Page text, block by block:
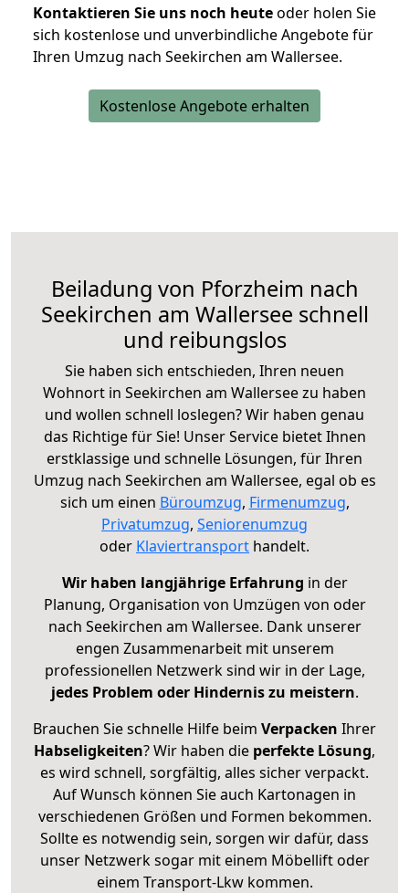
Kontaktieren Sie uns noch heuteoder holen Sie
sich kostenlose und unverbindliche Angebote für
Ihren Umzug nach Seekirchen am Wallersee.
Kostenlose Angebote erhalten
Beiladung von Pforzheim nach
Seekirchen am Wallersee schnell
und reibungslos
Sie haben sich entschieden, Ihren neuen
Wohnort in Seekirchen am Wallersee zu haben
und wollen schnell loslegen? Wir haben genau
das Richtige für Sie! Unser Service bietet Ihnen
erstklassige und schnelle Lösungen, für Ihren
Umzug nach Seekirchen am Wallersee, egal ob es
sich um einen Büroumzug, Firmenumzug,
Privatumzug, Seniorenumzug
oder Klaviertransport handelt.
Wir haben langjährige Erfahrung in der
Planung, Organisation von Umzügen von oder
nach Seekirchen am Wallersee. Dank unserer
engen Zusammenarbeit mit unserem
professionellen Netzwerk sind wir in der Lage,
jedes Problem oder Hindernis zu meistern.
Brauchen Sie schnelle Hilfe beim Verpacken Ihrer
Habseligkeiten? Wir haben die perfekte Lösung,
es wird schnell, sorgfältig, alles sicher verpackt.
Auf Wunsch können Sie auch Kartonagen in
verschiedenen Größen und Formen bekommen.
Sollte es notwendig sein, sorgen wir dafür, dass
unser Netzwerk sogar mit einem Möbellift oder
einem Transport-Lkw kommen.